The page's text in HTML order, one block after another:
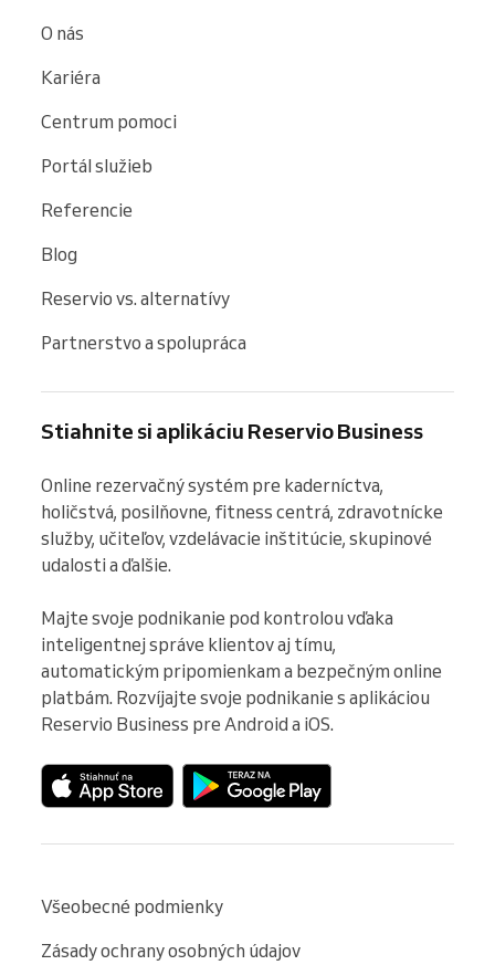
O nás
Kariéra
Centrum pomoci
Portál služieb
Referencie
Blog
Reservio vs. alternatívy
Partnerstvo a spolupráca
Stiahnite si aplikáciu Reservio Business
Online rezervačný systém pre kaderníctva,
holičstvá, posilňovne, fitness centrá, zdravotnícke
služby, učiteľov, vzdelávacie inštitúcie, skupinové
udalosti a ďalšie.
Majte svoje podnikanie pod kontrolou vďaka
inteligentnej správe klientov aj tímu,
automatickým pripomienkam a bezpečným online
platbám. Rozvíjajte svoje podnikanie s aplikáciou
Reservio Business pre Android a iOS.
Všeobecné podmienky
Zásady ochrany osobných údajov